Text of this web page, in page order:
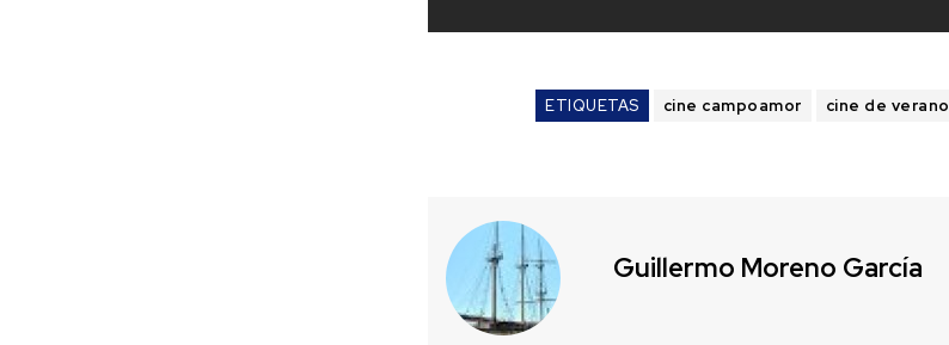
ETIQUETAS cine campoamor cine de verano
Guillermo Moreno García